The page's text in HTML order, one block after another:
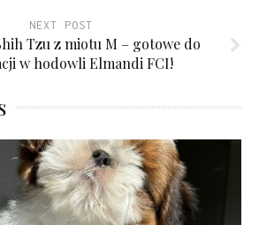
NEXT POST
Tzu z miotu M – gotowe do
w hodowli Elmandi FCI!